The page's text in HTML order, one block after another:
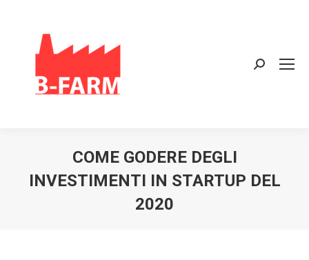
Search:
COME GODERE DEGLI
INVESTIMENTI IN STARTUP DEL
2020